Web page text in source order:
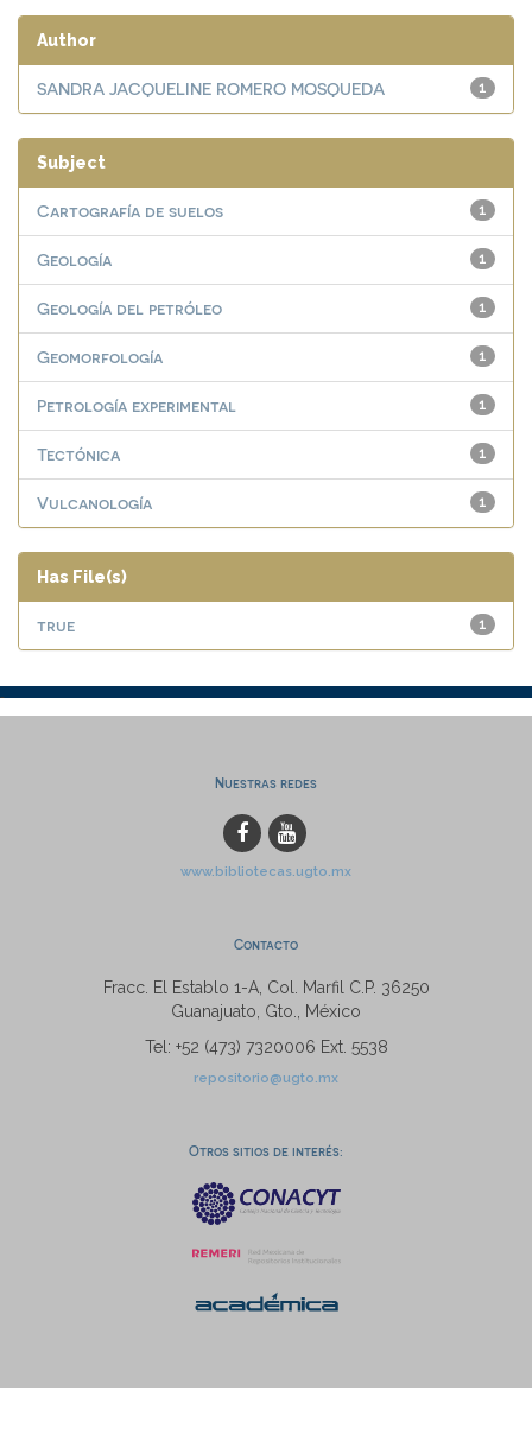
Author
1
SANDRA JACQUELINE ROMERO MOSQUEDA
Subject
1
Cartografía de suelos
1
Geología
1
Geología del petróleo
1
Geomorfología
1
Petrología experimental
1
Tectónica
1
Vulcanología
Has File(s)
1
true
Nuestras redes
www.bibliotecas.ugto.mx
Contacto
Fracc. El Establo 1-A, Col. Marfil C.P. 36250
Guanajuato, Gto., México
Tel: +52 (473) 7320006 Ext. 5538
repositorio@ugto.mx
Otros sitios de interés: